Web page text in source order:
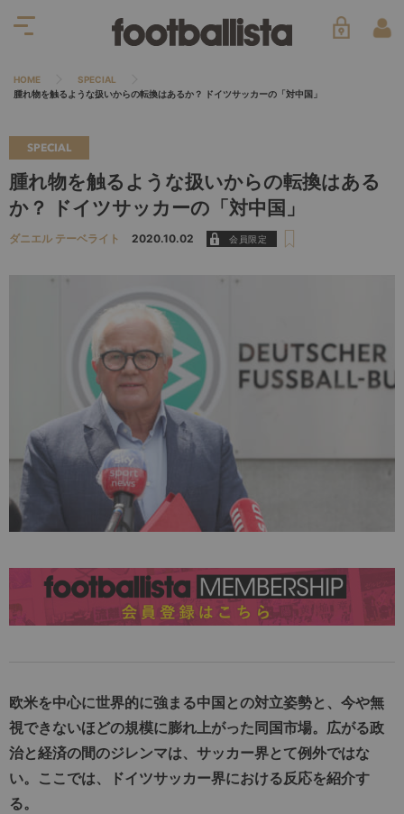
HOME
SPECIAL
腫れ物を触るような扱いからの転換はあるか？ ドイツサッカーの「対中国」
SPECIAL
腫れ物を触るような扱いからの転換はある
か？ ドイツサッカーの「対中国」
ダニエル テーベライト 2020.10.02
欧米を中心に世界的に強まる中国との対立姿勢と、今や無
視できないほどの規模に膨れ上がった同国市場。広がる政
治と経済の間のジレンマは、サッカー界とて例外ではな
い。ここでは、ドイツサッカー界における反応を紹介す
る。